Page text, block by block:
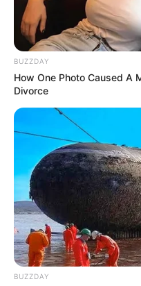
BUZZDAY
How One Photo Caused A
Divorce
BUZZDAY